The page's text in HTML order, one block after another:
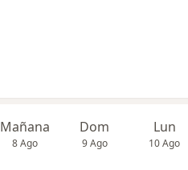
Mañana
8 Ago
Dom
9 Ago
Lun
10 Ago